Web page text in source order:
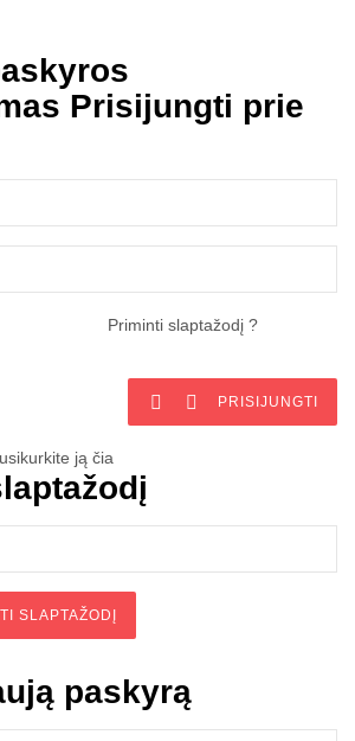
Prisijungti prie
Priminti slaptažodį ?
  PRISIJUNGTI
ją čia
SLAPTAŽODĮ
paskyrą